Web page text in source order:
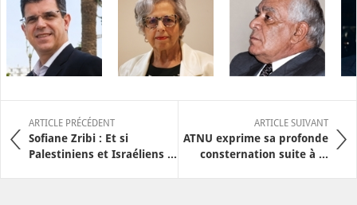
ARTICLE PRÉCÉDENT
Sofiane Zribi : Et si
Palestiniens et Israéliens ...
ARTICLE SUIVANT
ATNU exprime sa profonde
consternation suite à ...